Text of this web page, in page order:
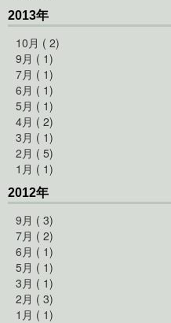
2013年
10月 ( 2)
9月 ( 1)
7月 ( 1)
6月 ( 1)
5月 ( 1)
4月 ( 2)
3月 ( 1)
2月 ( 5)
1月 ( 1)
2012年
9月 ( 3)
7月 ( 2)
6月 ( 1)
5月 ( 1)
3月 ( 1)
2月 ( 3)
1月 ( 1)